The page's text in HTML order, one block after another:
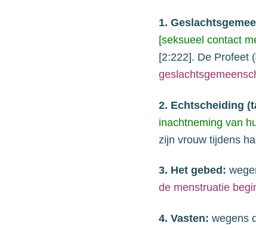
1.
[seksueel contact
[2:222]. De Profeet (
2. Echtscheiding
inachtneming van
zijn vrouw tijdens
3. Het gebed:
de menstruatie
4. Vasten: wegens